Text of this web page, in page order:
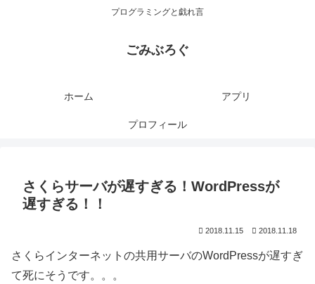
プログラミングと戯れ言
ごみぶろぐ
ホーム アプリ
プロフィール
さくらサーバが遅すぎる！WordPressが
遅すぎる！！
2018.11.15 2018.11.18
さくらインターネットの共用サーバのWordPressが遅すぎ
て死にそうです。。。